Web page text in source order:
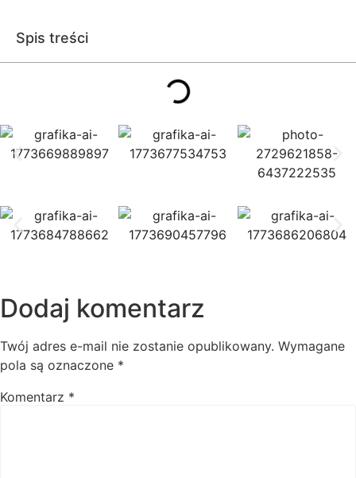
Spis treści
Dodaj komentarz
Twój adres e-mail nie zostanie opublikowany. Wymagane
pola są oznaczone *
Komentarz *